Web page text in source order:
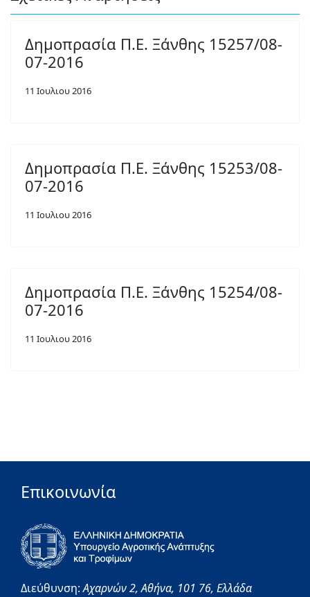
Δημοπρασία Π.Ε. Ξάνθης 15257/08-
07-2016
11 Ιουλιου 2016
Δημοπρασία Π.Ε. Ξάνθης 15253/08-
07-2016
11 Ιουλιου 2016
Δημοπρασία Π.Ε. Ξάνθης 15254/08-
07-2016
11 Ιουλιου 2016
Επικοινωνία
Διεύθυνση:Αχαρνών 2,Αθήνα, 101 76, Ελλάδα